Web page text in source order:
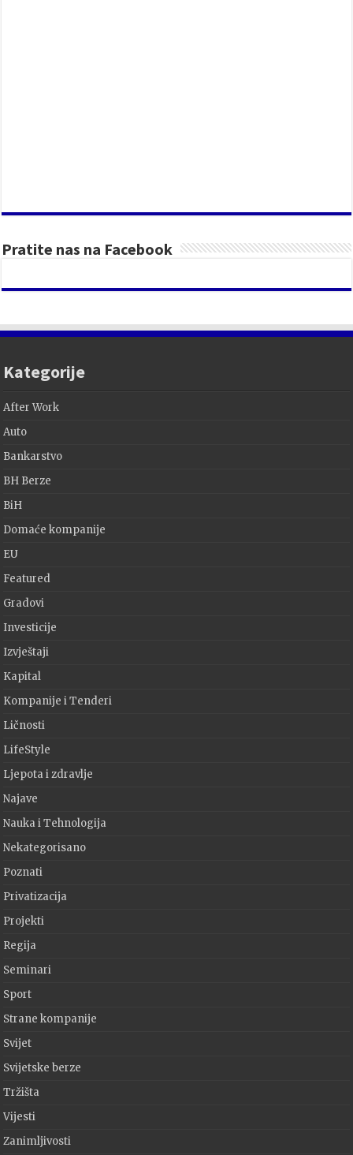
Pratite nas na Facebook
Kategorije
After Work
Auto
Bankarstvo
BH Berze
BiH
Domaće kompanije
EU
Featured
Gradovi
Investicije
Izvještaji
Kapital
Kompanije i Tenderi
Ličnosti
LifeStyle
Ljepota i zdravlje
Najave
Nauka i Tehnologija
Nekategorisano
Poznati
Privatizacija
Projekti
Regija
Seminari
Sport
Strane kompanije
Svijet
Svijetske berze
Tržišta
Vijesti
Zanimljivosti